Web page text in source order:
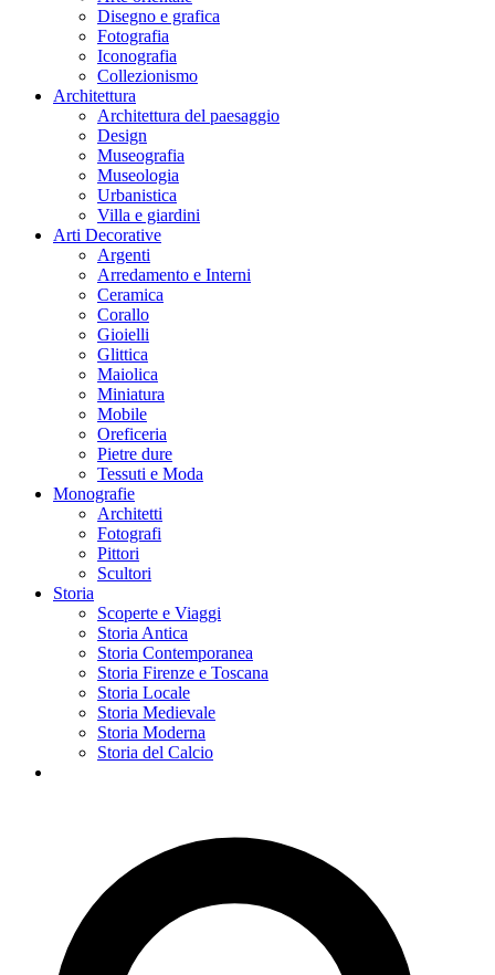
Disegno e grafica
Fotografia
Iconografia
Collezionismo
Architettura
Architettura del paesaggio
Design
Museografia
Museologia
Urbanistica
Villa e giardini
Arti Decorative
Argenti
Arredamento e Interni
Ceramica
Corallo
Gioielli
Glittica
Maiolica
Miniatura
Mobile
Oreficeria
Pietre dure
Tessuti e Moda
Monografie
Architetti
Fotografi
Pittori
Scultori
Storia
Scoperte e Viaggi
Storia Antica
Storia Contemporanea
Storia Firenze e Toscana
Storia Locale
Storia Medievale
Storia Moderna
Storia del Calcio